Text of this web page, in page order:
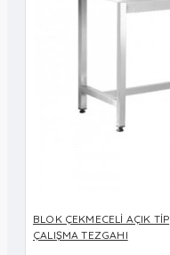
BLOK ÇEKMECELİ AÇIK TİP
ÇALIŞMA TEZGAHI